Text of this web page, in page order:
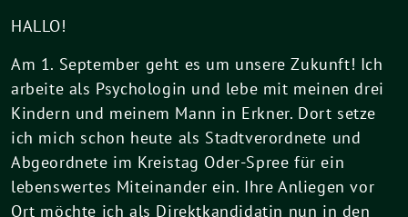
HALLO!
Am 1. September geht es um unsere Zukunft! Ich
arbeite als Psychologin und lebe mit meinen drei
Kindern und meinem Mann in Erkner. Dort setze
ich mich schon heute als Stadtverordnete und
Abgeordnete im Kreistag Oder-Spree für ein
lebenswertes Miteinander ein. Ihre Anliegen vor
Ort möchte ich als Direktkandidatin nun in den